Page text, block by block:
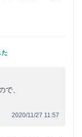
で、
2020/11/27 11:57